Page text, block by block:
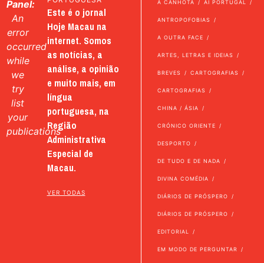
Panel:
An
error
occurred
while
we
try
list
your
publications
Este é o jornal
Hoje Macau na
internet. Somos
as notícias, a
análise, a opinião
e muito mais, em
língua
portuguesa, na
Região
Administrativa
Especial de
Macau.
VER TODAS
A CANHOTA AI PORTUGAL
ANTROPOFOBIAS
A OUTRA FACE
ARTES, LETRAS E IDEIAS
BREVES CARTOGRAFIAS
CARTOGRAFIAS
CHINA / ÁSIA
CRÓNICO ORIENTE
DESPORTO
DE TUDO E DE NADA
DIVINA COMÉDIA
DIÁRIOS DE PRÓSPERO
DIÁRIOS DE PRÓSPERO
EDITORIAL
EM MODO DE PERGUNTAR